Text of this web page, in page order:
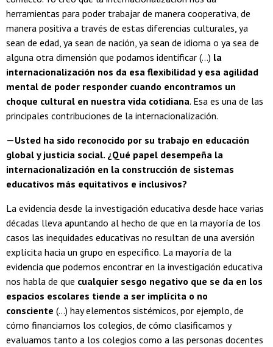
herramientas para poder trabajar de manera cooperativa, de
manera positiva a través de estas diferencias culturales, ya
sean de edad, ya sean de nación, ya sean de idioma o ya sea de
alguna otra dimensión que podamos identificar (...) la
internacionalización nos da esa flexibilidad y esa agilidad
mental de poder responder cuando encontramos un
choque cultural en nuestra vida cotidiana. Esa es una de las
principales contribuciones de la internacionalización.
—Usted ha sido reconocido por su trabajo en educación
global y justicia social. ¿Qué papel desempeña la
internacionalización en la construcción de sistemas
educativos más equitativos e inclusivos?
La evidencia desde la investigación educativa desde hace varias
décadas lleva apuntando al hecho de que en la mayoría de los
casos las inequidades educativas no resultan de una aversión
explícita hacia un grupo en específico. La mayoría de la
evidencia que podemos encontrar en la investigación educativa
nos habla de que cualquier sesgo negativo que se da en los
espacios escolares tiende a ser implícita o no
consciente (...) hay elementos sistémicos, por ejemplo, de
cómo financiamos los colegios, de cómo clasificamos y
evaluamos tanto a los colegios como a las personas docentes